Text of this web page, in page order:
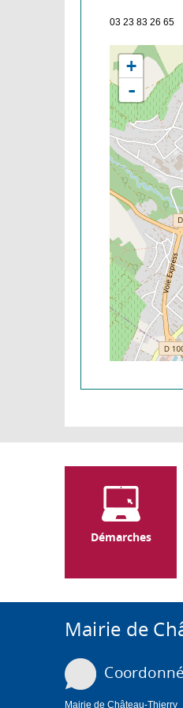
03 23 83 26 65
+
-
Démarches
Mairie de
Mairie de Château-Thierry